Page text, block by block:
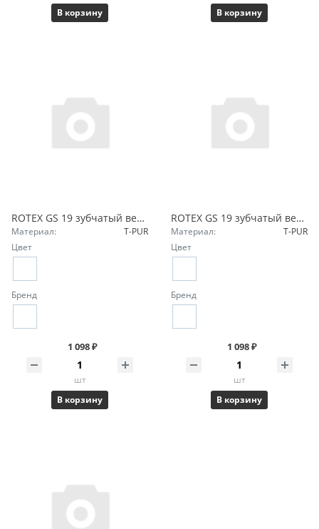
В корзину
В корзину
ROTEX GS 19 зубчатый венец 64 Sh-D-H-GS зеленый 550191000025 KTR
Материал:
T-PUR
Цвет
Бренд
1 098 ₽
шт
В корзину
ROTEX GS 19 зубчатый венец 98 Sh-A-GS красный 550191000002 KTR
Материал:
T-PUR
Цвет
Бренд
1 098 ₽
шт
В корзину